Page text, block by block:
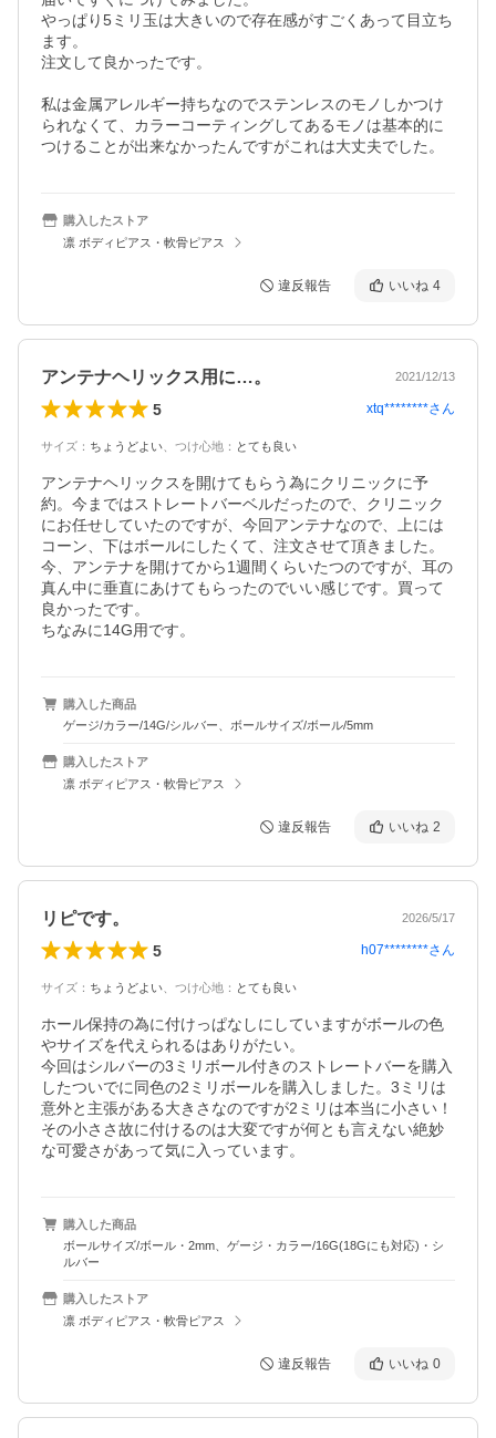
やっぱり5ミリ玉は大きいので存在感がすごくあって目立ち
ます。
注文して良かったです。
私は金属アレルギー持ちなのでステンレスのモノしかつけ
られなくて、カラーコーティングしてあるモノは基本的に
つけることが出来なかったんですがこれは大丈夫でした。
購入したストア
凛 ボディピアス・軟骨ピアス
違反報告 いいね 4
アンテナヘリックス用に…。 2021/12/13
5 xtq********さん
サイズ ： ちょうどよい つけ心地 ： とても良い
アンテナヘリックスを開けてもらう為にクリニックに予
約。今まではストレートバーベルだったので、クリニック
にお任せしていたのですが、今回アンテナなので、上には
コーン、下はボールにしたくて、注文させて頂きました。
今、アンテナを開けてから1週間くらいたつのですが、耳の
真ん中に垂直にあけてもらったのでいい感じです。買って
良かったです。
ちなみに14G用です。
購入した商品
ゲージ/カラー/14G/シルバー、ボールサイズ/ボール/5mm
購入したストア
凛 ボディピアス・軟骨ピアス
違反報告 いいね 2
リピです。 2026/5/17
5 h07********さん
サイズ ： ちょうどよい つけ心地 ： とても良い
ホール保持の為に付けっぱなしにしていますがボールの色
やサイズを代えられるはありがたい。
今回はシルバーの3ミリボール付きのストレートバーを購入
したついでに同色の2ミリボールを購入しました。3ミリは
意外と主張がある大きさなのですが2ミリは本当に小さい！
その小ささ故に付けるのは大変ですが何とも言えない絶妙
な可愛さがあって気に入っています。
購入した商品
ボールサイズ/ボール・2mm、ゲージ・カラー/16G(18Gにも対応)・シ
ルバー
購入したストア
凛 ボディピアス・軟骨ピアス
違反報告 いいね 0